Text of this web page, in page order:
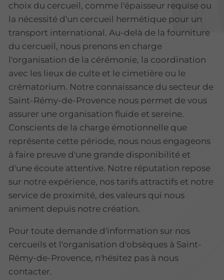
choix du cercueil, comme l'épaisseur requise ou
la nécessité d'un cercueil hermétique pour un
transport international. Au-delà de la fourniture
du cercueil, nous prenons en charge
l'organisation de la cérémonie, la coordination
avec les lieux de culte et le cimetière ou le
crématorium. Notre connaissance du secteur de
Saint-Rémy-de-Provence nous permet de vous
assurer une organisation fluide et sereine.
Conscients de la charge émotionnelle que
représente cette période, nous nous engageons
à faire preuve d'une grande disponibilité et
d'une écoute attentive. Notre réputation repose
sur notre expérience, nos tarifs attractifs et notre
service de proximité, des valeurs qui nous
animent depuis notre création.
Pour toute demande d'information sur nos
cercueils et l'organisation d'obsèques à Saint-
Rémy-de-Provence, n'hésitez pas à nous
contacter.